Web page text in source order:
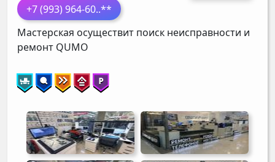
+7 (993) 964-60..**
Мастерская осуществит поиск неисправности и
ремонт QUMO